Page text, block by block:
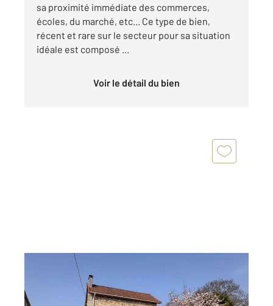
sa proximité immédiate des commerces,
écoles, du marché, etc... Ce type de bien,
récent et rare sur le secteur pour sa situation
idéale est composé ...
Voir le détail du bien
SOISY SOUS MONTMORENCY 95
, 6 pièces